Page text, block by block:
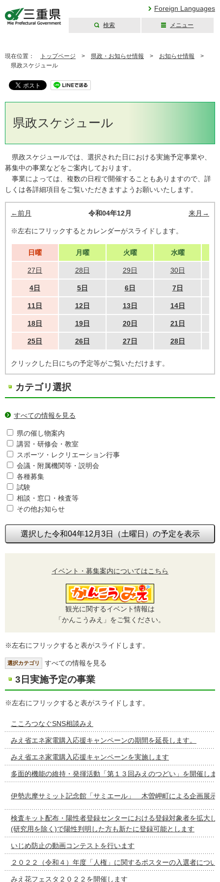
Foreign Languages
検索 メニュー
現在位置： トップページ > 県政・お知らせ情報 > お知らせ情報 >
県政スケジュール
県政スケジュール
県政スケジュールでは、選択された日における実施予定事業や、
募集中の事業などをご案内しております。
事業によっては、複数の日程で開催することもありますので、詳
しくは各詳細項目をご覧いただきますようお願いいたします。
←前月 令和04年12月 来月→
※左右にフリックするとカレンダーがスライドします。
日曜 月曜 火曜 水曜
27日 28日 29日 30日
4日 5日 6日 7日
11日 12日 13日 14日
18日 19日 20日 21日
25日 26日 27日 28日
クリックした日にちの予定等がご覧いただけます。
カテゴリ選択
すべての情報を見る
県の催し物案内
講習・研修会・教室
スポーツ・レクリエーション行事
会議・附属機関等・説明会
各種募集
試験
相談・窓口・検査等
その他お知らせ
選択した令和04年12月3日（土曜日）の予定を表示
イベント・募集案内についてはこちら
観光に関するイベント情報は
「かんこうみえ」をご覧ください。
※左右にフリックすると表がスライドします。
選択カテゴリ すべての情報を見る
3日実施予定の事業
※左右にフリックすると表がスライドします。
こころつなぐSNS相談みえ
みえ省エネ家電購入応援キャンペーンの期間を延長します。
みえ省エネ家電購入応援キャンペーンを実施します
多面的機能の維持・発揮活動「第１３回みえのつどい」を開催しま
伊勢志摩サミット記念館「サミエール」 木曽岬町による企画展示
検査キット配布・陽性者登録センターにおける登録対象者を拡大し
(研究用を除く)で陽性判明した方も新たに登録可能とします
いじめ防止の動画コンテストを行います
２０２２（令和４）年度「人権」に関するポスターの入選者につい
みえ花フェスタ２０２２を開催します